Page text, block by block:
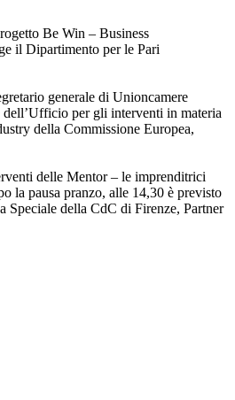
Be Win – Business
il Dipartimento per le Pari
generale di Unioncamere
per gli interventi in materia
della Commissione Europea,
delle Mentor – le imprenditrici
la pausa pranzo, alle 14,30 è previsto
Speciale della CdC di Firenze, Partner